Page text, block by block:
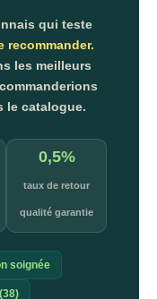
qui teste
recommander.
les meilleurs
le catalogue.
0,5%
taux de retour
qualité garantie
soignée